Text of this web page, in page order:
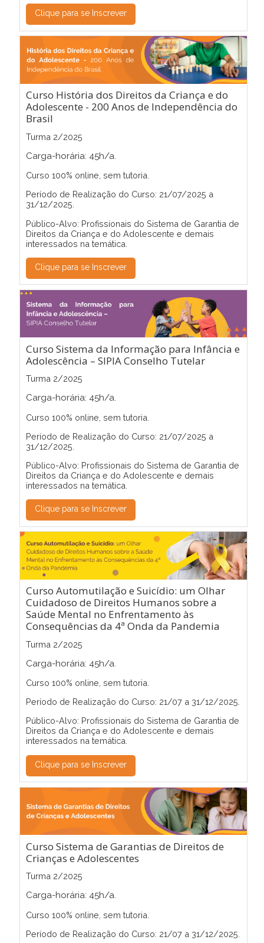
Clique para se Inscrever
Curso História dos Direitos da Criança e do
Adolescente - 200 Anos de Independência do
Brasil
Turma 2/2025
Carga-horária: 45h/a.
Curso 100% online, sem tutoria.
Período de Realização do Curso: 21/07/2025 a
31/12/2025.
Público-Alvo: Profissionais do Sistema de Garantia de
Direitos da Criança e do Adolescente e demais
interessados na temática.
Clique para se Inscrever
Curso Sistema da Informação para Infância e
Adolescência – SIPIA Conselho Tutelar
Turma 2/2025
Carga-horária: 45h/a.
Curso 100% online, sem tutoria.
Período de Realização do Curso: 21/07/2025 a
31/12/2025.
Público-Alvo: Profissionais do Sistema de Garantia de
Direitos da Criança e do Adolescente e demais
interessados na temática.
Clique para se Inscrever
Curso Automutilação e Suicídio: um Olhar
Cuidadoso de Direitos Humanos sobre a
Saúde Mental no Enfrentamento às
Consequências da 4ª Onda da Pandemia
Turma 2/2025
Carga-horária: 45h/a.
Curso 100% online, sem tutoria.
Período de Realização do Curso: 21/07 a 31/12/2025.
Público-Alvo: Profissionais do Sistema de Garantia de
Direitos da Criança e do Adolescente e demais
interessados na temática.
Clique para se Inscrever
Curso Sistema de Garantias de Direitos de
Crianças e Adolescentes
Turma 2/2025
Carga-horária: 45h/a.
Curso 100% online, sem tutoria.
Período de Realização do Curso: 21/07 a 31/12/2025.